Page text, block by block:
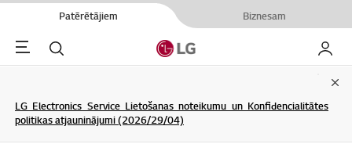
Patērētājiem Biznesam
Menu Meklēt Mans
LG Electronics Service Lietošanas noteikumu un Konfidencialitātes
politikas atjauninājumi (2026/29/04)